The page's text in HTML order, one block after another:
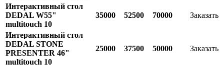
Интерактивный стол
DEDAL W55"
multitouch 10
35000 52500 70000 Заказать
Интерактивный стол
DEDAL STONE
PRESENTER 46"
multitouch 10
25000 37500 50000 Заказать